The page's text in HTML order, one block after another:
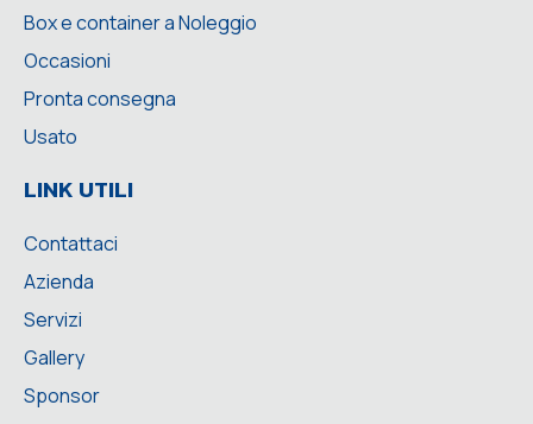
Box e container a Noleggio
Occasioni
Pronta consegna
Usato
LINK UTILI
Contattaci
Azienda
Servizi
Gallery
Sponsor